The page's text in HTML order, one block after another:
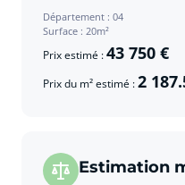
Département : 04
Surface : 20m²
Prix estimé :43 750 €
Prix du m² estimé :2
Estimation